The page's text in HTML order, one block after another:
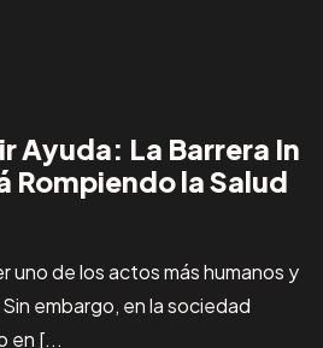
Ayuda: La Barrera In
Rompiendo la Salud
uno de los actos más humanos y
embargo, en la sociedad
en [...